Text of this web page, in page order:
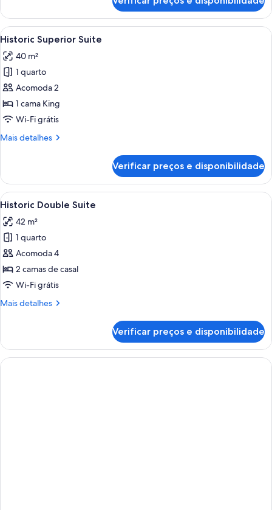
Studio
Suite
Carrega
todas
as
fotos
de
Historic
Superior
Quarto de hotel com uma cama
5
Historic Superior Suite
40 m²
1 quarto
Acomoda 2
1 cama King
Wi-Fi grátis
Mais detalhes
Mais
Superior
Suite
Verificar preços e disponibilidade
Carrega
todas
as
fotos
de
Historic
Double
Quarto de hotel com duas camas,
5
Historic Double Suite
42 m²
1 quarto
Acomoda 4
2 camas de casal
Wi-Fi grátis
Mais detalhes
Mais
Double
Suite
Verificar preços e disponibilidade